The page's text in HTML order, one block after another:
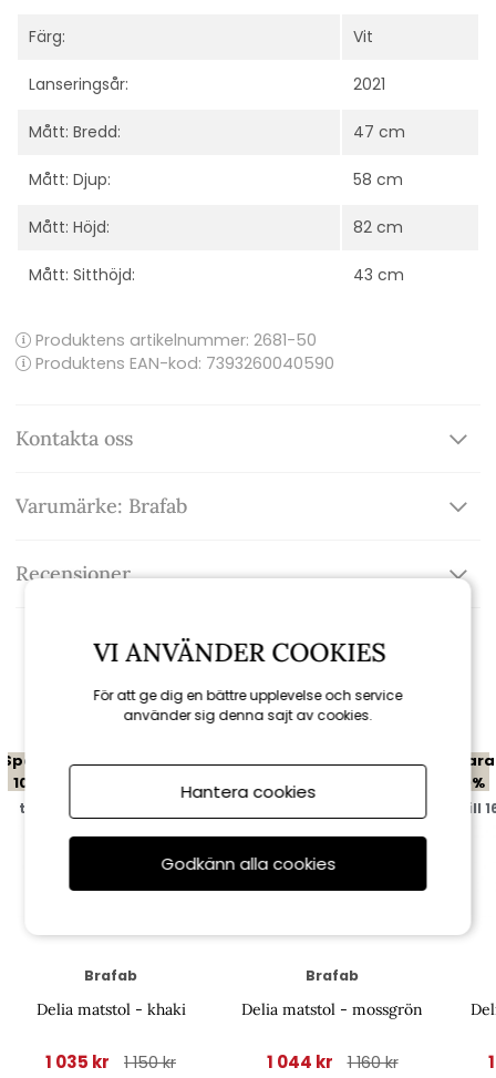
Färg: Vit
Lanseringsår: 2021
Mått: Bredd: 47 cm
Mått: Djup: 58 cm
Mått: Höjd: 82 cm
Mått: Sitthöjd: 43 cm
Produktens artikelnummer: 2681-50
Produktens EAN-kod: 7393260040590
Kontakta oss
Varumärke: Brafab
Recensioner
Relaterade produkter
Spara
10%
till 16/8
Brafab
Delia matstol - khaki
1 035 kr 1 150 kr
Spara
Brafab
Delia matstol - mossgrön
1 044 kr 1 160 kr
Spara
10%
till
VI ANVÄNDER COOKIES
För att ge dig en bättre upplevelse och service
använder sig denna sajt av cookies.
Hantera cookies
Godkänn alla cookies